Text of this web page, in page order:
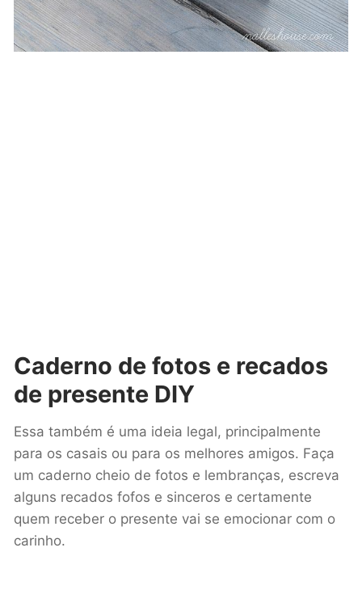
Caderno de fotos e recados
de presente DIY
Essa também é uma ideia legal, principalmente
para os casais ou para os melhores amigos. Faça
um caderno cheio de fotos e lembranças, escreva
alguns recados fofos e sinceros e certamente
quem receber o presente vai se emocionar com o
carinho.